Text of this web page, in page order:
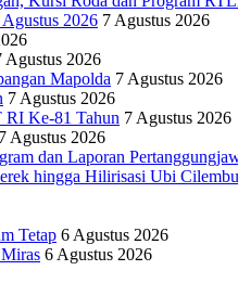
2026 7 Agustus 2026
Agustus 2026
Mapolda 7 Agustus 2026
7 Agustus 2026
RI Ke-81 Tahun 7 Agustus 2026
7 Agustus 2026
dan Laporan
hingga Hilirisasi Ubi Cilembu
Tetap 6 Agustus 2026
6 Agustus 2026